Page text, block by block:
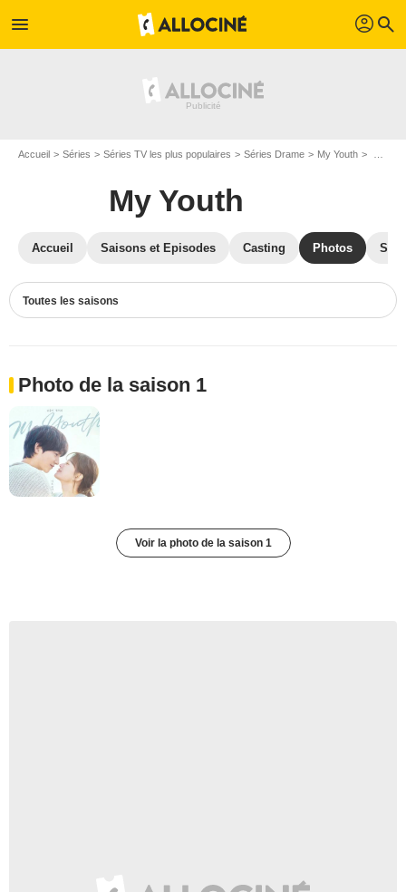
menu profil search
Accueil Séries Séries TV les plus populaires Séries Drame My Youth
My Youth
Accueil Saisons et Episodes Casting Photos
Toutes les saisons
Photo de la saison 1
Voir la photo de la saison 1